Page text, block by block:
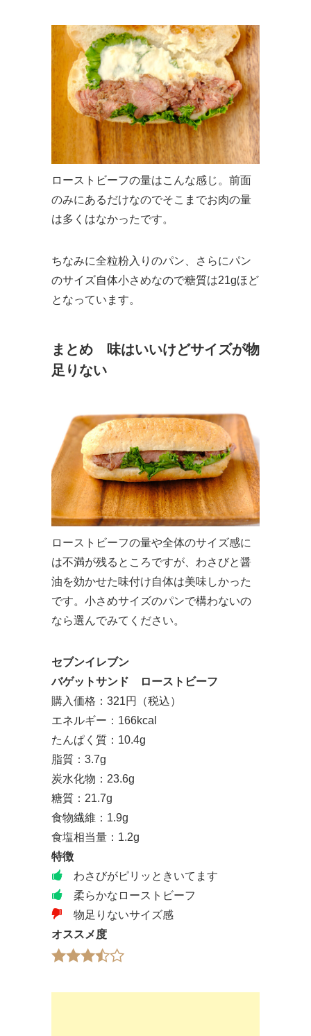
ローストビーフの量はこんな感じ。前面
のみにあるだけなのでそこまでお肉の量
は多くはなかったです。
ちなみに全粒粉入りのパン、さらにパン
のサイズ自体小さめなので糖質は21gほど
となっています。
まとめ 味はいいけどサイズが物
足りない
ローストビーフの量や全体のサイズ感に
は不満が残るところですが、わさびと醤
油を効かせた味付け自体は美味しかった
です。小さめサイズのパンで構わないの
なら選んでみてください。
セブンイレブン
バゲットサンド ローストビーフ
購入価格：321円（税込）
エネルギー：166kcal
たんぱく質：10.4g
脂質：3.7g
炭水化物：23.6g
糖質：21.7g
食物繊維：1.9g
食塩相当量：1.2g
特徴
わさびがピリッときいてます
柔らかなローストビーフ
物足りないサイズ感
オススメ度